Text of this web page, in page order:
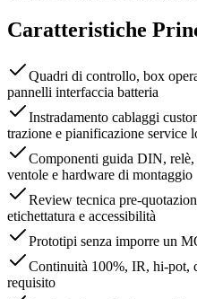
Caratteristiche
Quadri di controllo, box
pannelli interfaccia batteria
Instradamento cablaggi
trazione e pianificazione service
Componenti guida DIN,
ventole e hardware di montaggio
Review tecnica pre-
etichettatura e accessibilità
Prototipi senza imporre un
Continuità 100%, IR, hi-pot,
requisito